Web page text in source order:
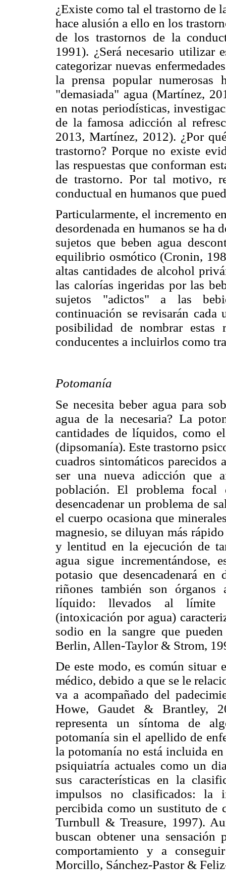
¿Existe como tal el trastorno de
hace alusión a ello en los
de los trastornos de la
1991). ¿Será necesario utilizar
categorizar nuevas
la prensa popular numerosas
"demasiada" agua (Martínez,
en notas periodísticas,
de la famosa adicción al
2013, Martínez, 2012). ¿Por
trastorno? Porque no existe
las respuestas que conforman
de trastorno. Por tal motivo,
conductual en humanos que
Particularmente, el incremento
desordenada en humanos se ha
sujetos que beben agua
equilibrio osmótico (Cronin,
altas cantidades de alcohol
las calorías ingeridas por las
sujetos "adictos" a las
continuación se revisarán
posibilidad de nombrar estas
conducentes a incluirlos como
Potomanía
Se necesita beber agua para
agua de la necesaria? La
cantidades de líquidos, como
(dipsomanía). Este trastorno
cuadros sintomáticos parecidos
ser una nueva adicción que
población. El problema focal
desencadenar un problema de
el cuerpo ocasiona que
magnesio, se diluyan más
y lentitud en la ejecución de
agua sigue incrementándose,
potasio que desencadenará
riñones también son órganos
líquido: llevados al límite
(intoxicación por agua)
sodio en la sangre que
Berlin, Allen-Taylor & Strom,
De este modo, es común situar
médico, debido a que se le
va a acompañado del
Howe, Gaudet & Brantley,
representa un síntoma de
potomanía sin el apellido de
la potomanía no está incluida
psiquiatría actuales como un
sus características en la
impulsos no clasificados: la
percibida como un sustituto de
Turnbull & Treasure, 1997).
buscan obtener una sensación
comportamiento y a
Morcillo, Sánchez-Pastor &